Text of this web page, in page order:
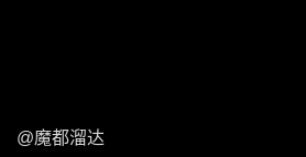
@魔都溜达